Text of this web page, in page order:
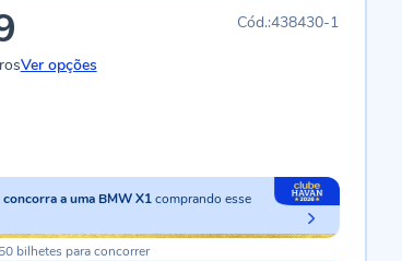
438430-1
Ver opções
concorra a uma BMW X1comprando esse
bilhetes para concorrer